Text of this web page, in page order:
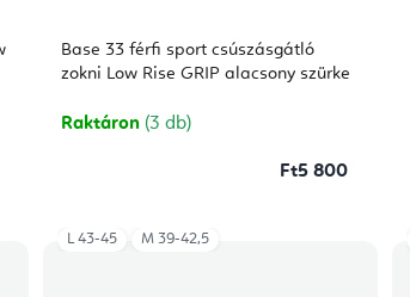
Base 33 férfi sport csúszásgátló
zokni Low Rise GRIP alacsony szürke
Raktáron (3 db)
Ft5 800
L 43-45 M 39-42,5